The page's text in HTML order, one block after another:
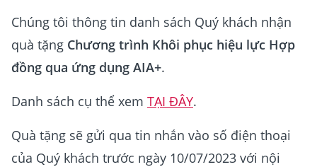
Chúng tôi thông tin danh sách Quý khách nhận
quà tặng Chương trình Khôi phục hiệu lực Hợp
đồng qua ứng dụng AIA+.
Danh sách cụ thể xem TẠI ĐÂY.
Quà tặng sẽ gửi qua tin nhắn vào số điện thoại
của Quý khách trước ngày 10/07/2023 với nội